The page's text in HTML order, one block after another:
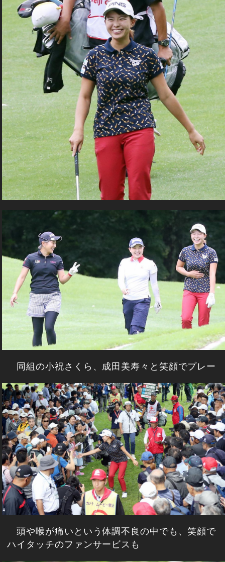
同組の小祝さくら、成田美寿々と笑顔でプレー
頭や喉が痛いという体調不良の中でも、笑顔で
ハイタッチのファンサービスも